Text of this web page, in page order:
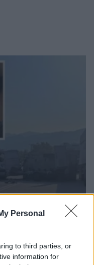
Personal
to third parties, or
information for